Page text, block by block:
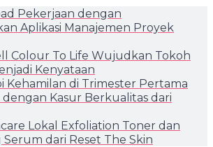
Pekerjaan dengan
Aplikasi Manajemen Proyek
Colour To Life Wujudkan Tokoh
Kenyataan
Kehamilan di Trimester Pertama
Kasur Berkualitas dari
Lokal Exfoliation Toner dan
dari Reset The Skin